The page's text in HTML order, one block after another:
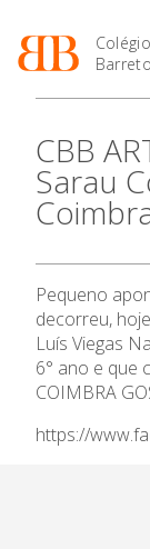
Barreto
Projeto Educativo
Organização
Colaboradores
Instalações
Ofertas de
Regulamentos
Jornal “O Coreto”
Privacidade
Enriquecimento
Oferta Curricular
Atividades
Atividades de
Letiva
Academia de
Profissionais
Matrículas
Horários e
Termalismo
Curso de
à Família e à
Ofertas de
2027
Calendários
Portal do
de Educação
SIGE
Secretariado de
CBB
Sarau
Pequeno
decorreu,
Luís Viegas
6° ano e que
COIMBRA
https://